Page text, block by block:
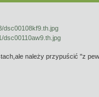
należy przypuścić "z